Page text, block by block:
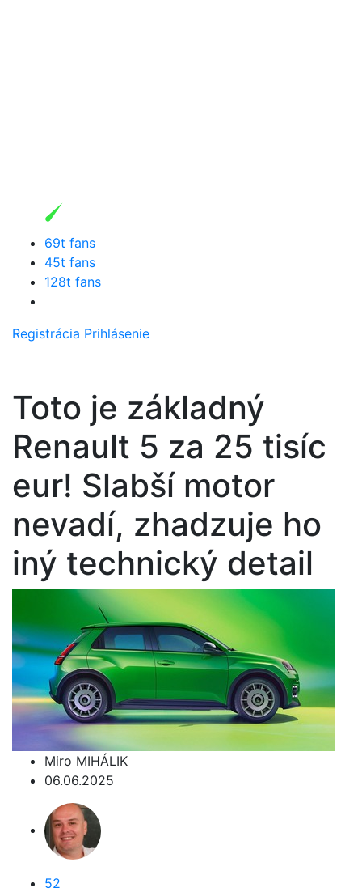
69t fans
45t fans
128t fans
Registrácia Prihlásenie
Toto je základný
Renault 5 za 25 tisíc
eur! Slabší motor
nevadí, zhadzuje ho
iný technický detail
Miro MIHÁLIK
06.06.2025
52